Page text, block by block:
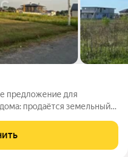
предложение для
продаётся земельный
номер: